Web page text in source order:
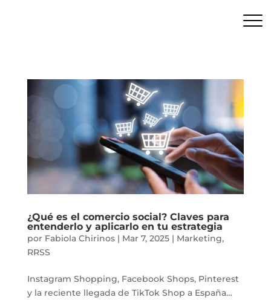
¿Qué es el comercio social? Claves para
entenderlo y aplicarlo en tu estrategia
por Fabiola Chirinos| Mar 7, 2025| Marketing,
RRSS
Instagram Shopping, Facebook Shops, Pinterest
y la reciente llegada de TikTok Shop a España…